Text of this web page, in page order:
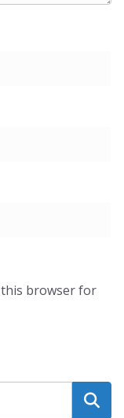
this browser for